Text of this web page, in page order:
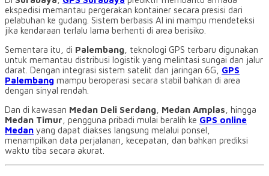
ekspedisi memantau pergerakan kontainer secara presisi dari
pelabuhan ke gudang. Sistem berbasis AI ini mampu mendeteksi
jika kendaraan terlalu lama berhenti di area berisiko.
Sementara itu, di Palembang , teknologi GPS terbaru digunakan
untuk memantau distribusi logistik yang melintasi sungai dan jalur
darat. Dengan integrasi sistem satelit dan jaringan 6G, GPS
Palembang mampu beroperasi secara stabil bahkan di area
dengan sinyal rendah.
Dan di kawasan Medan Deli Serdang Medan Amplas , hingga
Medan Timur , pengguna pribadi mulai beralih ke GPS online
Medan yang dapat diakses langsung melalui ponsel,
menampilkan data perjalanan, kecepatan, dan bahkan prediksi
waktu tiba secara akurat.